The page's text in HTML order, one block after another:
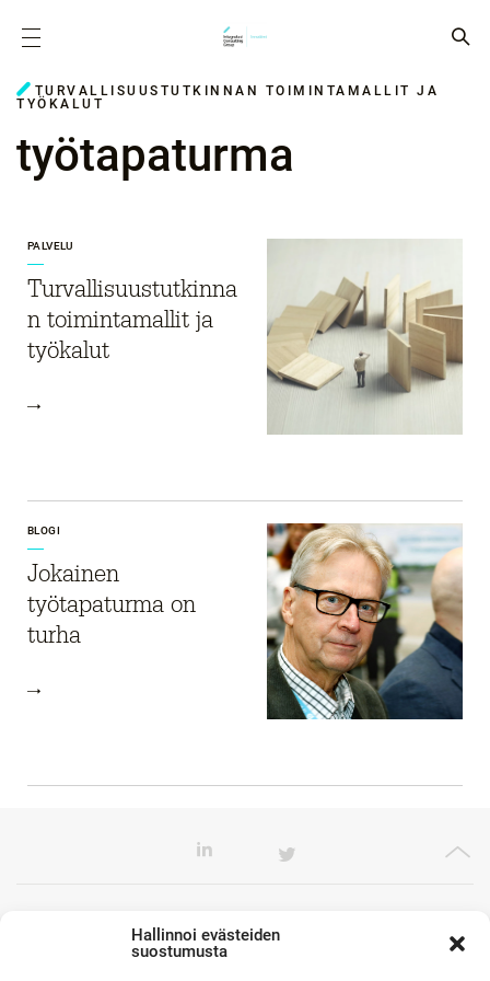
Hallinnoi evästeiden
suostumusta
TURVALLISUUSTUTKINNAN TOIMINTAMALLIT JA
TYÖKALUT
työtapaturma
PALVELU
Turvallisuustutkinna
n toimintamallit ja
työkalut ​
BLOGI
Jokainen
työtapaturma on
turha
Toimistomme Euroopassa